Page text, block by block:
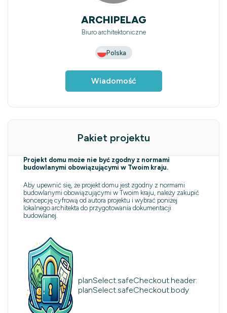
ARCHIPELAG
Biuro architektoniczne
Polska
Wiadomość
Pakiet projektu
Projekt domu może nie być zgodny z normami
budowlanymi obowiązującymi w Twoim kraju.
Aby upewnić się, że projekt domu jest zgodny z normami
budowlanymi obowiązującymi w Twoim kraju, należy zakupić
koncepcję cyfrową od autora projektu i wybrać poniżej
lokalnego architekta do przygotowania dokumentacji
budowlanej.
planSelect.safeCheckout.header:
planSelect.safeCheckout.body